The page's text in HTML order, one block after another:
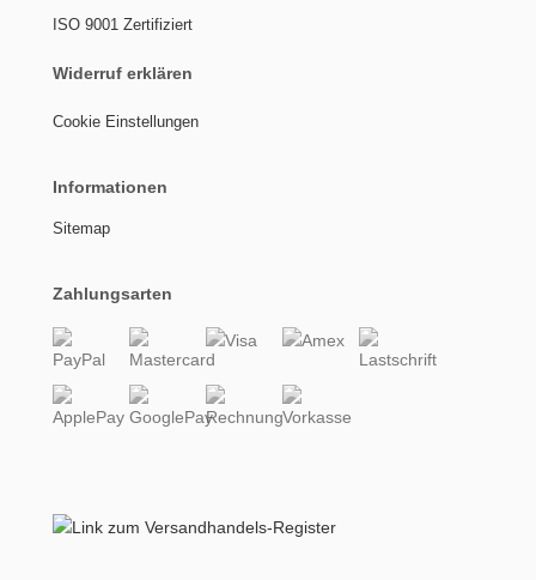
ISO 9001 Zertifiziert
Widerruf erklären
Cookie Einstellungen
Informationen
Sitemap
Zahlungsarten